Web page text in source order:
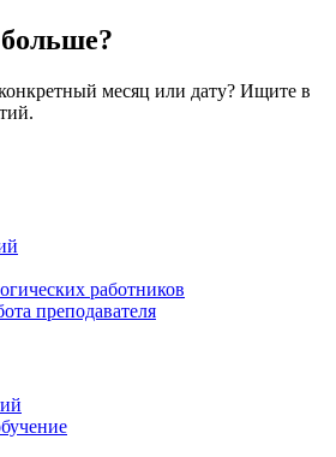
месяц или дату? Ищите в
работников
преподавателя